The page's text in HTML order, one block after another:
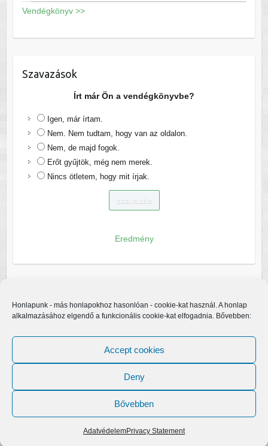
Honlapunk - más honlapokhoz hasonlóan - cookie-kat használ. A honlap
alkalmazásához elgendő a funkcionális cookie-kat elfogadnia. Bővebben:
Accept cookies
Deny
Bővebben
AdatvédelemPrivacy Statement
Vendégkönyv >>
Szavazások
Írt már Ön a vendégkönyvbe?
Igen, már írtam.
Nem. Nem tudtam, hogy van az oldalon.
Nem, de majd fogok.
Erőt gyűjtök, még nem merek.
Nincs ötletem, hogy mit írjak.
Eredmény
Egerfarmos.hu. A sablont készítette:
WordPress